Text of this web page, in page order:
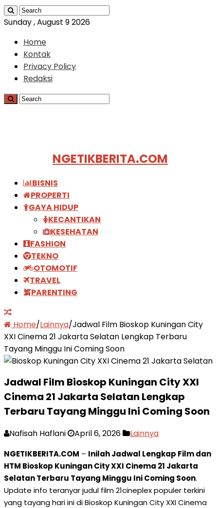
Sunday , August 9 2026
Home
Kontak
Privacy Policy
Redaksi
NGETIKBERITA.COM
BISNIS
PROPERTI
GAYA HIDUP
KECANTIKAN
KESEHATAN
FASHION
TEKNO
OTOMOTIF
TRAVEL
PARENTING
Home/Lainnya/Jadwal Film Bioskop Kuningan City
XXI Cinema 21 Jakarta Selatan Lengkap Terbaru
Tayang Minggu Ini Coming Soon
Jadwal Film Bioskop Kuningan City XXI
Cinema 21 Jakarta Selatan Lengkap
Terbaru Tayang Minggu Ini Coming Soon
Nafisah Haflani April 6, 2026 Lainnya
NGETIKBERITA.COM – Inilah Jadwal Lengkap Film dan
HTM Bioskop Kuningan City XXI Cinema 21 Jakarta
Selatan Terbaru Tayang Minggu Ini Coming Soon.
Update info teranyar judul film 21cineplex populer terkini
yang tayang hari ini di Bioskop Kuningan City XXI Cinema